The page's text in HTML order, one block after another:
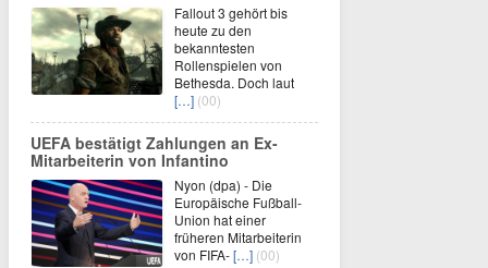
Fallout 3 gehört bis
heute zu den
bekanntesten
Rollenspielen von
Bethesda. Doch laut
[…] (00)
UEFA bestätigt Zahlungen an Ex-
Mitarbeiterin von Infantino
Nyon (dpa) - Die
Europäische Fußball-
Union hat einer
früheren Mitarbeiterin
von FIFA-[…] (00)